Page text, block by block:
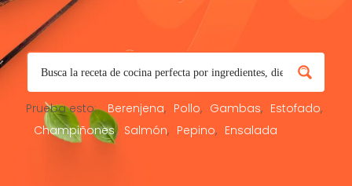
Prueba esto: Berenjena Pollo Gambas
Estofado
Champiñones
Salmón Pepino Ensalada